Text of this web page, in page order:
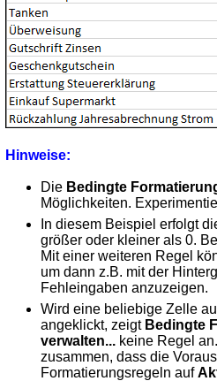
Hinweise:
Die Bedingte
Möglichkeiten.
In diesem Beispiel erfolgt
größer oder kleiner als 0.
Mit einer weiteren Regel
um dann z.B. mit der
Fehleingaben anzuzeigen.
Wird eine beliebige Zelle
angeklickt, zeigt Bedingte
verwalten... keine Regel
zusammen, dass die
Formatierungsregeln auf